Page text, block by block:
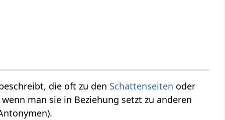
die oft zu den Schattenseiten oder
man sie in Beziehung setzt zu anderen